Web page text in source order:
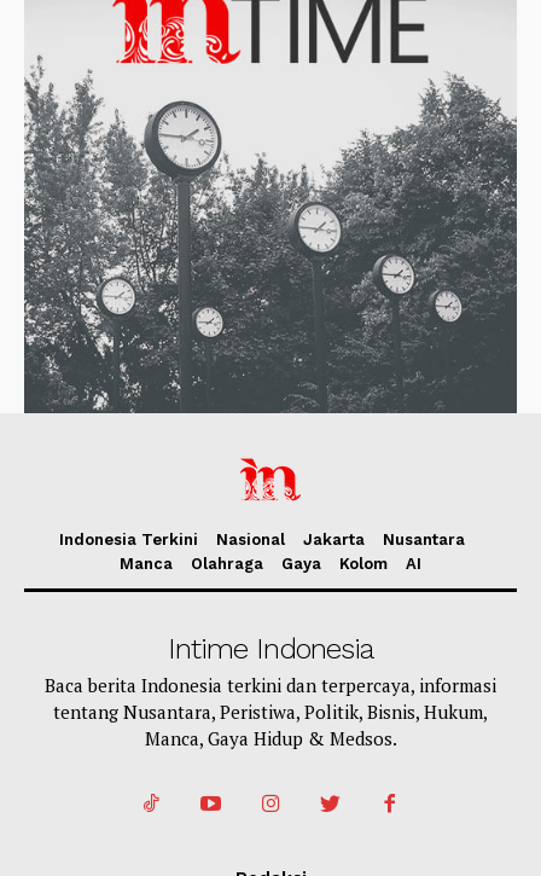
Indonesia Terkini Nasional Jakarta
Nusantara
Manca
Olahraga Gaya Kolom AI
Intime Indonesia
Baca berita Indonesia terkini dan terpercaya, informasi
tentang Nusantara, Peristiwa, Politik, Bisnis, Hukum,
Manca, Gaya Hidup & Medsos.